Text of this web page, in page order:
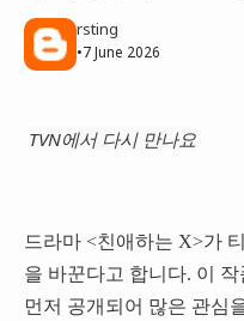
rsting
•7 June 2026
TVN에서 다시 만나요
드라마 <친애하는 X>가
을 바꾼다고 합니다. 이 작
먼저 공개되어 많은 관심